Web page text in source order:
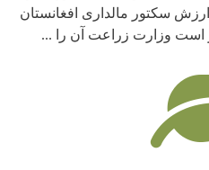
سکتور مالداری افغانستان
است وزارت زراعت آن را ...